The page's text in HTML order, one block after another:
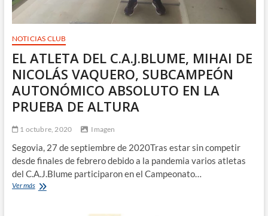
NOTICIAS CLUB
EL ATLETA DEL C.A.J.BLUME, MIHAI DE
NICOLÁS VAQUERO, SUBCAMPEÓN
AUTONÓMICO ABSOLUTO EN LA
PRUEBA DE ALTURA
1 octubre, 2020 Imagen
Segovia, 27 de septiembre de 2020Tras estar sin competir
desde finales de febrero debido a la pandemia varios atletas
del C.A.J.Blume participaron en el Campeonato…
Ver másEL